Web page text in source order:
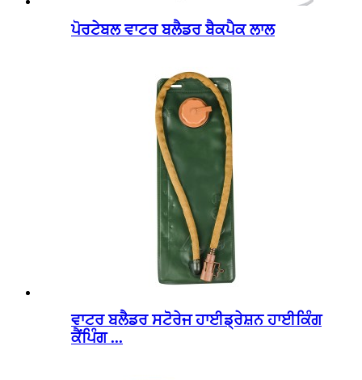
ਪੋਰਟੇਬਲ ਵਾਟਰ ਬਲੈਡਰ ਬੈਕਪੈਕ ਲਾਲ
ਵਾਟਰ ਬਲੈਡਰ ਸਟੋਰੇਜ ਹਾਈਡ੍ਰੇਸ਼ਨ ਹਾਈਕਿੰਗ
ਕੈਂਪਿੰਗ ...